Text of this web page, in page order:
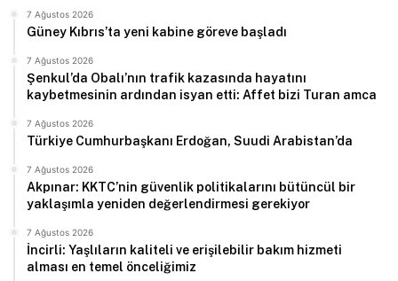
7 Ağustos 2026
Güney Kıbrıs’ta yeni kabine göreve başladı
7 Ağustos 2026
Şenkul’da Obalı’nın trafik kazasında hayatını
kaybetmesinin ardından isyan etti: Affet bizi Turan amca
7 Ağustos 2026
Türkiye Cumhurbaşkanı Erdoğan, Suudi Arabistan’da
7 Ağustos 2026
Akpınar: KKTC’nin güvenlik politikalarını bütüncül bir
yaklaşımla yeniden değerlendirmesi gerekiyor
7 Ağustos 2026
İncirli: Yaşlıların kaliteli ve erişilebilir bakım hizmeti
alması en temel önceliğimiz